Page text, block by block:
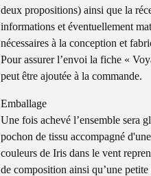
deux propositions) ainsi que la
informations et éventuellement
nécessaires à la conception et
Pour assurer l’envoi la fiche «
peut être ajoutée à la commande.
Emballage
Une fois achevé l’ensemble sera
pochon de tissu accompagné
couleurs de Iris dans le vent
de composition ainsi qu’une